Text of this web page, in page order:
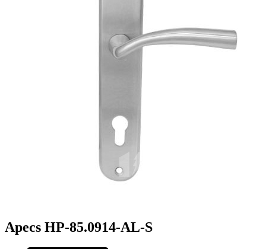
Apecs HP-85.0914-AL-S